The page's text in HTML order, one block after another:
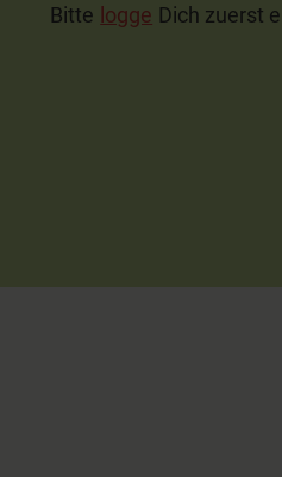
Bitte logge Dich zuerst